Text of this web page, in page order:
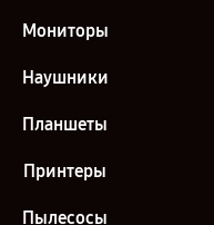
Мониторы
Наушники
Планшеты
Принтеры
Пылесосы